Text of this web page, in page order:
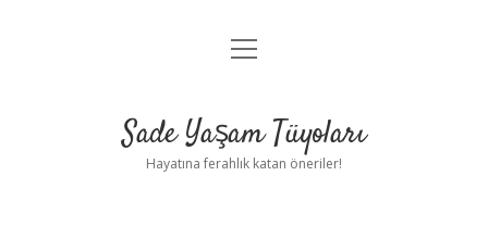
Anasayfa
Yasal Uyarı
menüyü
Sade Yaşam Tüyoları
Hayatına ferahlık katan öneriler!